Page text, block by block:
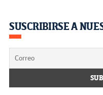
SUSCRIBIRSE A